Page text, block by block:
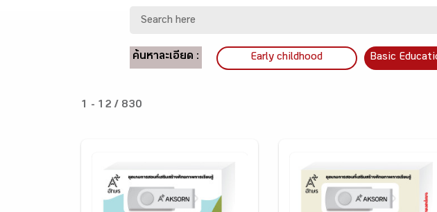
ค้นหาละเอียด : Early childhood Basic
1 - 12 / 830